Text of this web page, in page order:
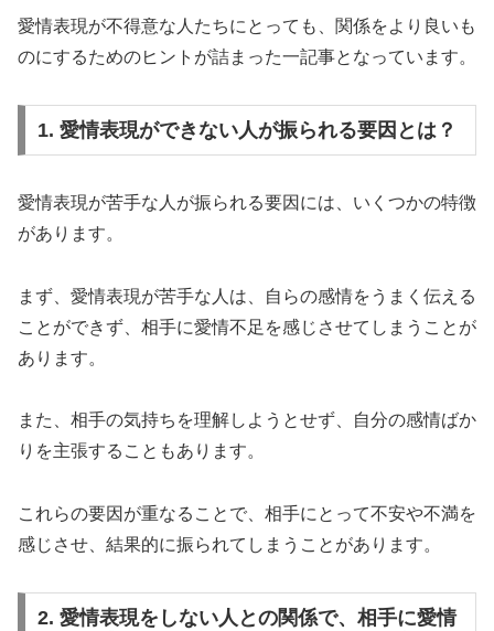
愛情表現が不得意な人たちにとっても、関係をより良いも
のにするためのヒントが詰まった一記事となっています。
1. 愛情表現ができない人が振られる要因とは？
愛情表現が苦手な人が振られる要因には、いくつかの特徴
があります。
まず、愛情表現が苦手な人は、自らの感情をうまく伝える
ことができず、相手に愛情不足を感じさせてしまうことが
あります。
また、相手の気持ちを理解しようとせず、自分の感情ばか
りを主張することもあります。
これらの要因が重なることで、相手にとって不安や不満を
感じさせ、結果的に振られてしまうことがあります。
2. 愛情表現をしない人との関係で、相手に愛情